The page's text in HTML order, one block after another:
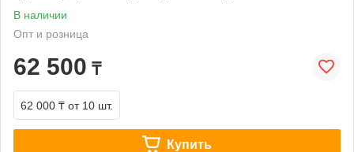
В наличии
Опт и розница
62 500 ₸
62 000 ₸ от 10 шт.
Купить